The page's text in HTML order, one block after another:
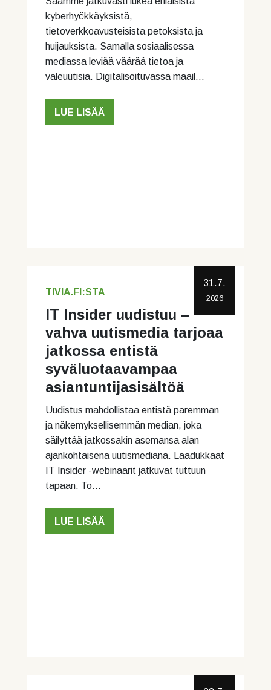
kyberhyökkäyksistä,
tietoverkkoavusteisista petoksista ja
huijauksista. Samalla sosiaalisessa
mediassa leviää väärää tietoa ja
valeuutisia. Digitalisoituvassa maail…
LUE LISÄÄ
31.7.
2026
TIVIA.FI:STA
IT Insider uudistuu –
vahva uutismedia tarjoaa
jatkossa entistä
syväluotaavampaa
asiantuntijasisältöä
Uudistus mahdollistaa entistä paremman
ja näkemyksellisemmän median, joka
säilyttää jatkossakin asemansa alan
ajankohtaisena uutismediana. Laadukkaat
IT Insider -webinaarit jatkuvat tuttuun
tapaan. To…
LUE LISÄÄ